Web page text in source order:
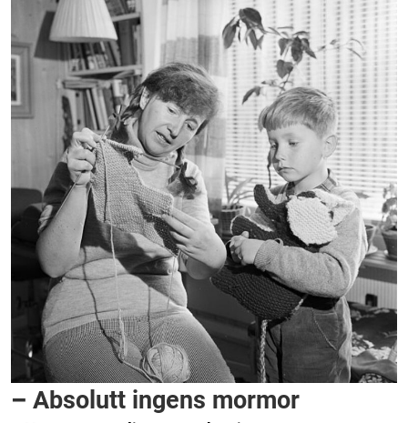
– Absolutt ingens mormor